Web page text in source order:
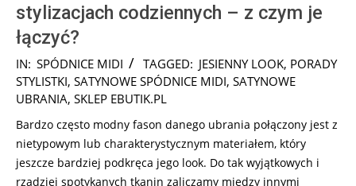
stylizacjach codziennych – z czym je
łączyć?
2026-
07-
31
IN: SPÓDNICE MIDI TAGGED: JESIENNY LOOK, PORADY
STYLISTKI, SATYNOWE SPÓDNICE MIDI, SATYNOWE
UBRANIA, SKLEP EBUTIK.PL
Bardzo często modny fason danego ubrania połączony jest z
nietypowym lub charakterystycznym materiałem, który
jeszcze bardziej podkręca jego look. Do tak wyjątkowych i
rzadziej spotykanych tkanin zaliczamy między innymi